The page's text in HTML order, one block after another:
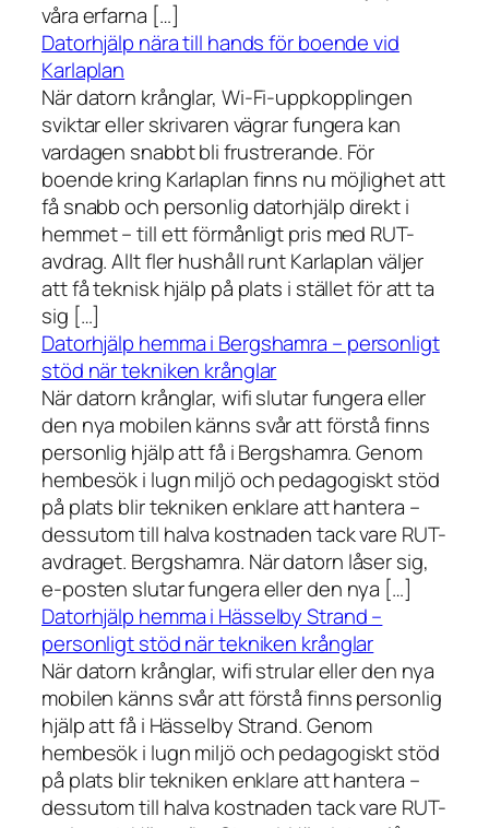
våra erfarna […]
Datorhjälp nära till hands för boende vid
Karlaplan
När datorn krånglar, Wi-Fi-uppkopplingen
sviktar eller skrivaren vägrar fungera kan
vardagen snabbt bli frustrerande. För
boende kring Karlaplan finns nu möjlighet att
få snabb och personlig datorhjälp direkt i
hemmet – till ett förmånligt pris med RUT-
avdrag. Allt fler hushåll runt Karlaplan väljer
att få teknisk hjälp på plats i stället för att ta
sig […]
Datorhjälp hemma i Bergshamra – personligt
stöd när tekniken krånglar
När datorn krånglar, wifi slutar fungera eller
den nya mobilen känns svår att förstå finns
personlig hjälp att få i Bergshamra. Genom
hembesök i lugn miljö och pedagogiskt stöd
på plats blir tekniken enklare att hantera –
dessutom till halva kostnaden tack vare RUT-
avdraget. Bergshamra. När datorn låser sig,
e-posten slutar fungera eller den nya […]
Datorhjälp hemma i Hässelby Strand –
personligt stöd när tekniken krånglar
När datorn krånglar, wifi strular eller den nya
mobilen känns svår att förstå finns personlig
hjälp att få i Hässelby Strand. Genom
hembesök i lugn miljö och pedagogiskt stöd
på plats blir tekniken enklare att hantera –
dessutom till halva kostnaden tack vare RUT-